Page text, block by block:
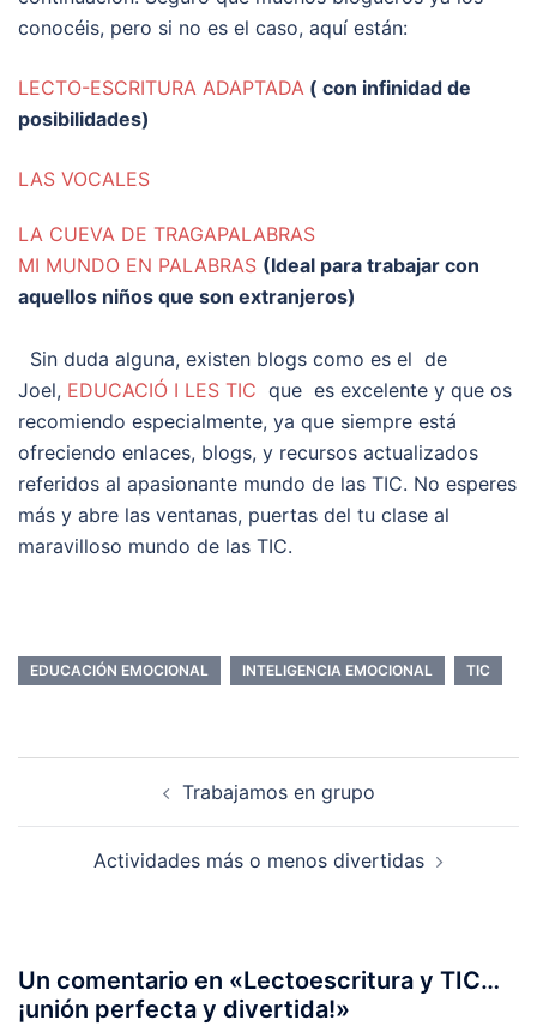
conocéis, pero si no es el caso, aquí están:
LECTO-ESCRITURA ADAPTADA ( con infinidad de
posibilidades)
LAS VOCALES
LA CUEVA DE TRAGAPALABRAS
MI MUNDO EN PALABRAS (Ideal para trabajar con
aquellos niños que son extranjeros)
Sin duda alguna, existen blogs como es el de
Joel, EDUCACIÓ I LES TIC que es excelente y que os
recomiendo especialmente, ya que siempre está
ofreciendo enlaces, blogs, y recursos actualizados
referidos al apasionante mundo de las TIC. No esperes
más y abre las ventanas, puertas del tu clase al
maravilloso mundo de las TIC.
EDUCACIÓN EMOCIONAL INTELIGENCIA EMOCIONAL TIC
Trabajamos en grupo
Actividades más o menos divertidas
Un comentario en «Lectoescritura y TIC…
¡unión perfecta y divertida!»